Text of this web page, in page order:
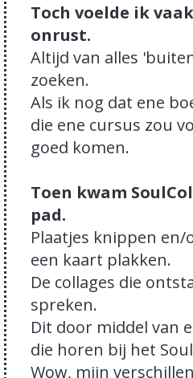
Toch voelde ik
onrust.
Altijd van alles
zoeken.
Als ik nog dat ene
die ene cursus zou
goed komen.
Toen kwam
pad.
Plaatjes knippen
een kaart plakken.
De collages die
spreken.
Dit door middel van
die horen bij het
Wow, mijn